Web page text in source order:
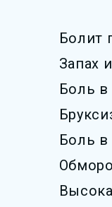
Болит
Запах
Боль в
Боль в